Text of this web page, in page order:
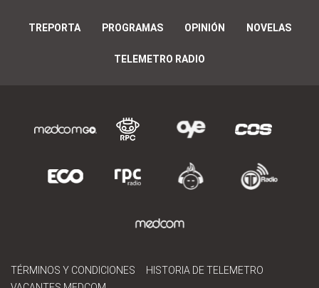
TREPORTA PROGRAMAS OPINIÓN NOVELAS
TELEMETRO RADIO
TÉRMINOS Y CONDICIONES
HISTORIA DE TELEMETRO